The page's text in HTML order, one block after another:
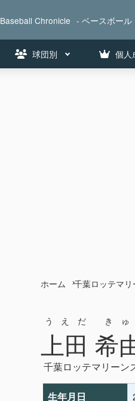
Baseball Chronicle - ベースボール
球団別 個人
ホーム 千葉ロッテマ
上田 希
うえだ きゅ
千葉ロッテマリーン
生年月日